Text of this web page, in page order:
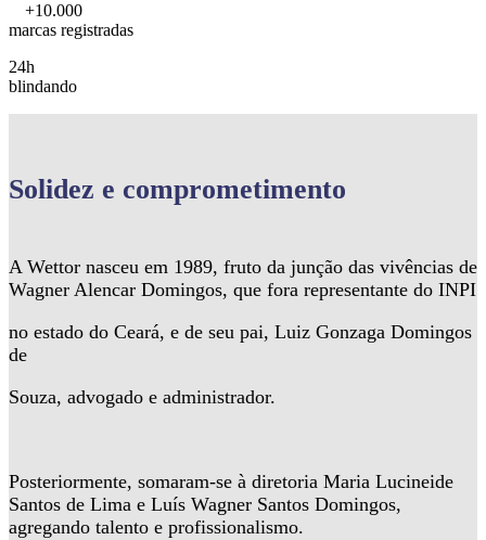
+10.000
marcas registradas
24h
blindando
Solidez e comprometimento
A Wettor nasceu em 1989, fruto da junção das vivências de
Wagner Alencar Domingos, que fora representante do INPI
no estado do Ceará, e de seu pai, Luiz Gonzaga Domingos
de
Souza, advogado e administrador.
Posteriormente, somaram-se à diretoria Maria Lucineide
Santos de Lima e Luís Wagner Santos Domingos,
agregando talento e profissionalismo.